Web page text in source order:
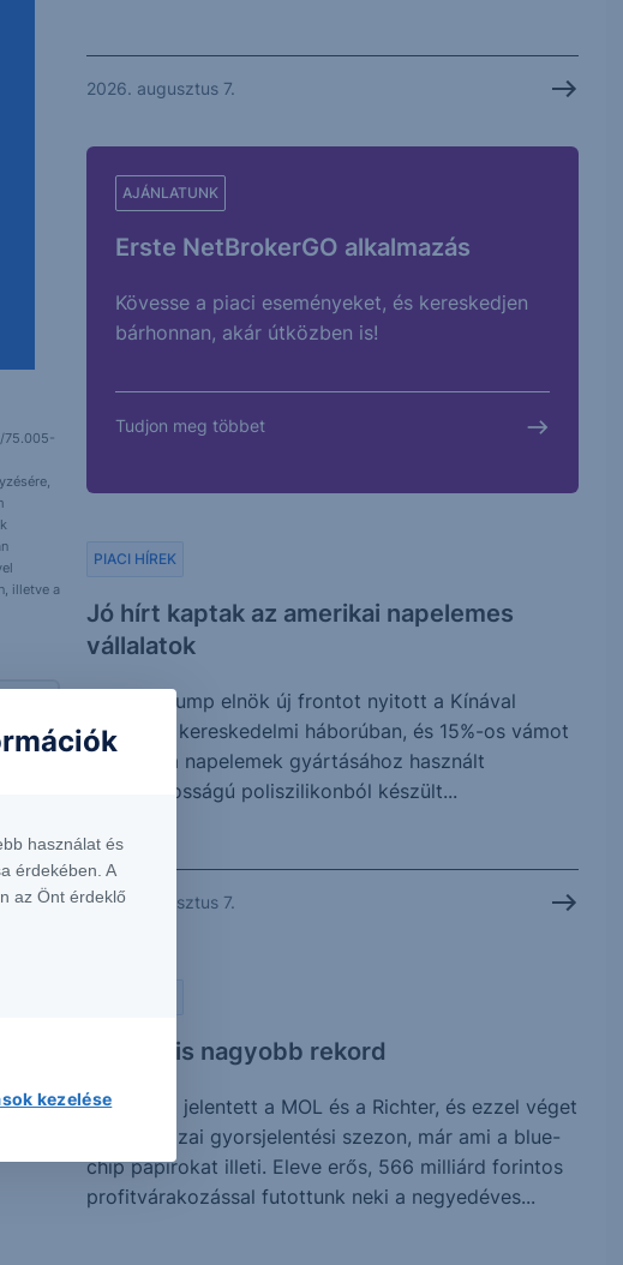
75.005-
illetve a
2026. augusztus 7.
AJÁNLATUNK
Erste NetBrokerGO alkalmazás
Kövesse a piaci eseményeket, és kereskedjen
bárhonnan, akár útközben is!
Tudjon meg többet
Jó hírt kaptak az amerikai napelemes
vállalatok
PIACI HÍREK
Donald Trump elnök új frontot nyitott a Kínával
folytatott kereskedelmi háborúban, és 15%-os vámot
vetett ki a napelemek gyártásához használt
kulcsfontosságú poliszilikonból készült...
2026. augusztus 7.
Vártnál is nagyobb rekord
Ma reggel jelentett a MOL és a Richter, és ezzel véget
is ért a hazai gyorsjelentési szezon, már ami a blue-
chip papírokat illeti. Eleve erős, 566 milliárd forintos
profitvárakozással futottunk neki a negyedéves...
használat és
érdekében. A
az Önt érdeklő
kezelése